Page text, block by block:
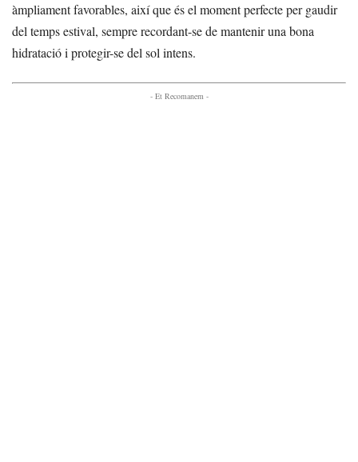
àmpliament favorables, així que és el moment perfecte per gaudir
del temps estival, sempre recordant-se de mantenir una bona
hidratació i protegir-se del sol intens.
- Et Recomanem -